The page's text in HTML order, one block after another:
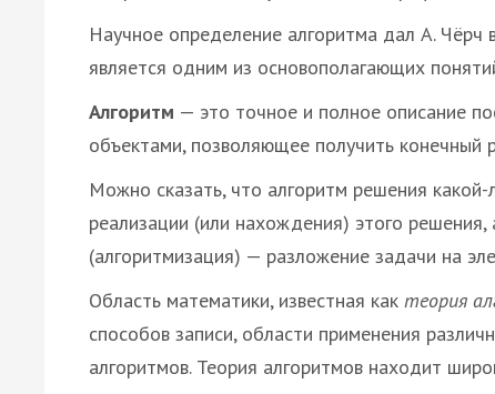
Научное определение алгоритма дал А.
является одним из основополагающих
Алгоритм — это точное и полное описание
объектами, позволяющее получить конечный
Можно сказать, что алгоритм решения
реализации (или нахождения) этого решения,
(алгоритмизация) — разложение задачи на
Область математики, известная как теория
способов записи, области применения
алгоритмов. Теория алгоритмов находит